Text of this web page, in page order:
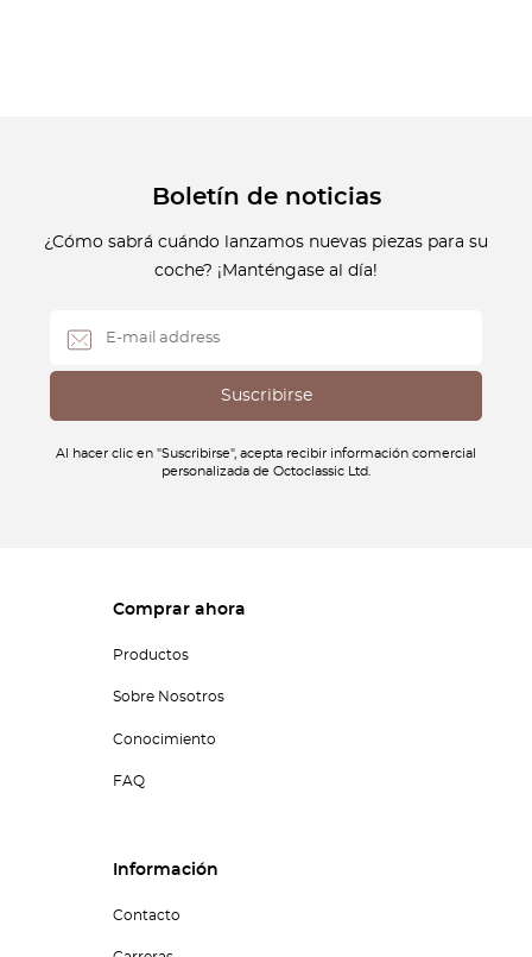
Boletín de noticias
¿Cómo sabrá cuándo lanzamos nuevas piezas para su
coche? ¡Manténgase al día!
Al hacer clic en "Suscribirse", acepta recibir información comercial
personalizada de Octoclassic Ltd.
Comprar ahora
Productos
Sobre Nosotros
Conocimiento
FAQ
Información
Contacto